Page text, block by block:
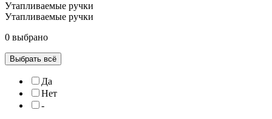
Утапливаемые ручки
Утапливаемые ручки
0 выбрано
Выбрать всё
Да
Нет
-